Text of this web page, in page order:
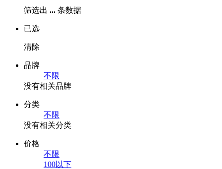
筛选出 ... 条数据
已选
清除
品牌
不限
没有相关品牌
分类
不限
没有相关分类
价格
不限
100以下